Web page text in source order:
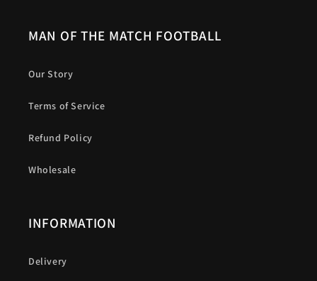
MAN OF THE MATCH FOOTBALL
Our Story
Terms of Service
Refund Policy
Wholesale
INFORMATION
Delivery